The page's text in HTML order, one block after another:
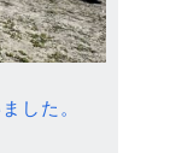
した。